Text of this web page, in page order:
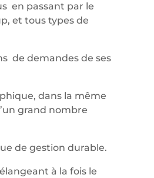
en passant par le
et tous types de
de demandes de ses
dans la même
grand nombre
de gestion durable.
à la fois le